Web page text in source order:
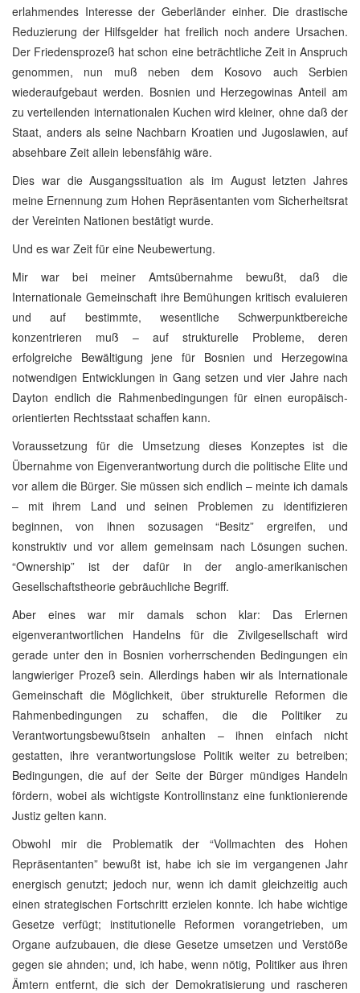
erlahmendes Interesse der Geberländer einher. Die drastische
Reduzierung der Hilfsgelder hat freilich noch andere Ursachen.
Der Friedensprozeß hat schon eine beträchtliche Zeit in Anspruch
genommen, nun muß neben dem Kosovo auch Serbien
wiederaufgebaut werden. Bosnien und Herzegowinas Anteil am
zu verteilenden internationalen Kuchen wird kleiner, ohne daß der
Staat, anders als seine Nachbarn Kroatien und Jugoslawien, auf
absehbare Zeit allein lebensfähig wäre.
Dies war die Ausgangssituation als im August letzten Jahres
meine Ernennung zum Hohen Repräsentanten vom Sicherheitsrat
der Vereinten Nationen bestätigt wurde.
Und es war Zeit für eine Neubewertung.
Mir war bei meiner Amtsübernahme bewußt, daß die
Internationale Gemeinschaft ihre Bemühungen kritisch evaluieren
und auf bestimmte, wesentliche Schwerpunktbereiche
konzentrieren muß – auf strukturelle Probleme, deren
erfolgreiche Bewältigung jene für Bosnien und Herzegowina
notwendigen Entwicklungen in Gang setzen und vier Jahre nach
Dayton endlich die Rahmenbedingungen für einen europäisch-
orientierten Rechtsstaat schaffen kann.
Voraussetzung für die Umsetzung dieses Konzeptes ist die
Übernahme von Eigenverantwortung durch die politische Elite und
vor allem die Bürger. Sie müssen sich endlich – meinte ich damals
– mit ihrem Land und seinen Problemen zu identifizieren
beginnen, von ihnen sozusagen “Besitz” ergreifen, und
konstruktiv und vor allem gemeinsam nach Lösungen suchen.
“Ownership” ist der dafür in der anglo-amerikanischen
Gesellschaftstheorie gebräuchliche Begriff.
Aber eines war mir damals schon klar: Das Erlernen
eigenverantwortlichen Handelns für die Zivilgesellschaft wird
gerade unter den in Bosnien vorherrschenden Bedingungen ein
langwieriger Prozeß sein. Allerdings haben wir als Internationale
Gemeinschaft die Möglichkeit, über strukturelle Reformen die
Rahmenbedingungen zu schaffen, die die Politiker zu
Verantwortungsbewußtsein anhalten – ihnen einfach nicht
gestatten, ihre verantwortungslose Politik weiter zu betreiben;
Bedingungen, die auf der Seite der Bürger mündiges Handeln
fördern, wobei als wichtigste Kontrollinstanz eine funktionierende
Justiz gelten kann.
Obwohl mir die Problematik der “Vollmachten des Hohen
Repräsentanten” bewußt ist, habe ich sie im vergangenen Jahr
energisch genutzt; jedoch nur, wenn ich damit gleichzeitig auch
einen strategischen Fortschritt erzielen konnte. Ich habe wichtige
Gesetze verfügt; institutionelle Reformen vorangetrieben, um
Organe aufzubauen, die diese Gesetze umsetzen und Verstöße
gegen sie ahnden; und, ich habe, wenn nötig, Politiker aus ihren
Ämtern entfernt, die sich der Demokratisierung und rascheren